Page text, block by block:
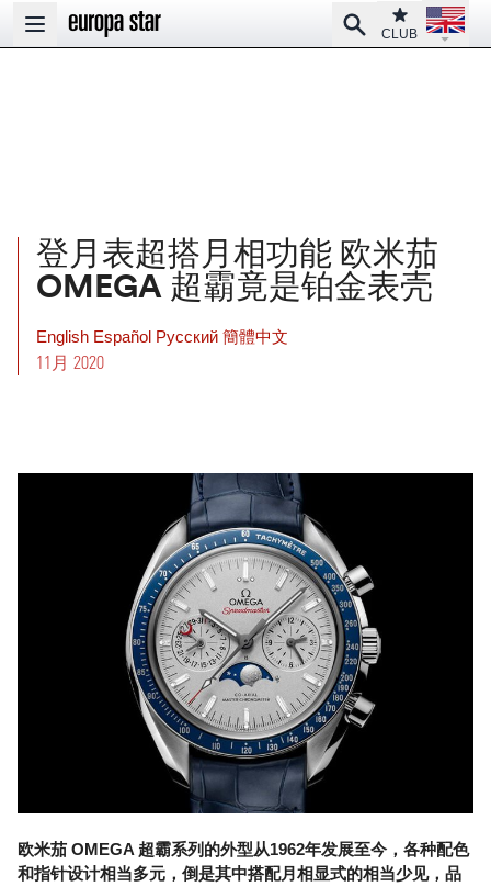
Open main menu
SearchClub
CLUB
Open
登月表超搭月相功能 欧米茄
OMEGA 超霸竟是铂金表壳
English Español Pусский 簡體中文
11月 2020
欧米茄 OMEGA 超霸系列的外型从1962年发展至今，各种配色
和指针设计相当多元，倒是其中搭配月相显式的相当少见，品